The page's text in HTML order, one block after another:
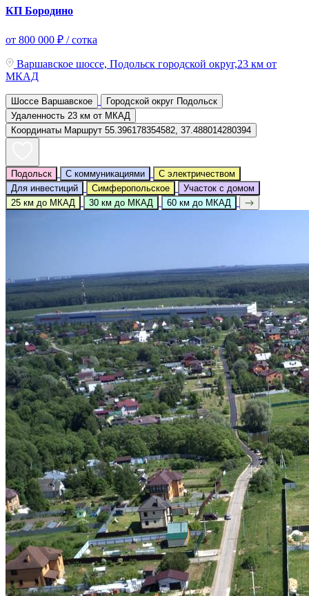
КП Бородино
от 800 000 ₽ / сотка
Варшавское шоссе, Подольск городской округ,23 км от
МКАД
Шоссе Варшавское Городской округ Подольск
Удаленность 23 км от МКАД
Координаты Маршрут 55.396178354582, 37.488014280394
Подольск С коммуникациями
С электричеством
Для инвестиций
Симферопольское
Участок с домом
25 км до МКАД
30 км до МКАД 60 км до МКАД